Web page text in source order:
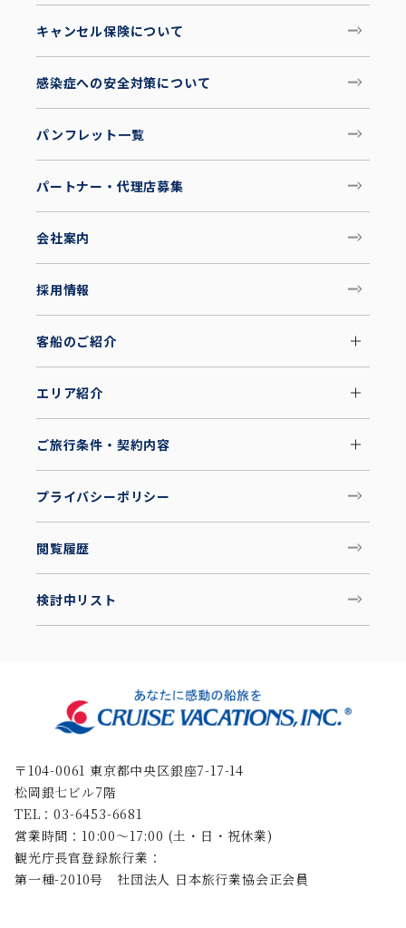
キャンセル保険について
感染症への安全対策について
パンフレット一覧
パートナー・代理店募集
会社案内
採用情報
客船のご紹介
エリア紹介
ご旅行条件・契約内容
プライバシーポリシー
閲覧履歴
検討中リスト
〒104-0061 東京都中央区銀座7-17-14
松岡銀七ビル7階
TEL：03-6453-6681
営業時間：10:00〜17:00 (土・日・祝休業)
観光庁長官登録旅行業：
第一種-2010号 社団法人 日本旅行業協会正会員